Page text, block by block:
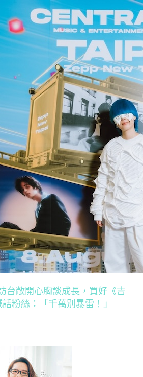
台敞開心胸談成長，買好《吉
粉絲：「千萬別暴雷！」